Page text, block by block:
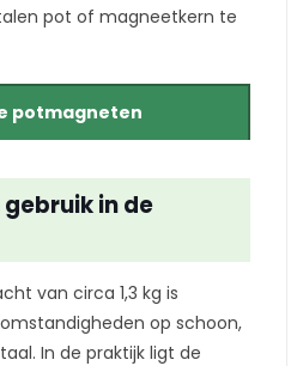
pot of magneetkern te
potmagneten
in de
van circa 1,3 kg is
op schoon,
In de praktijk ligt de